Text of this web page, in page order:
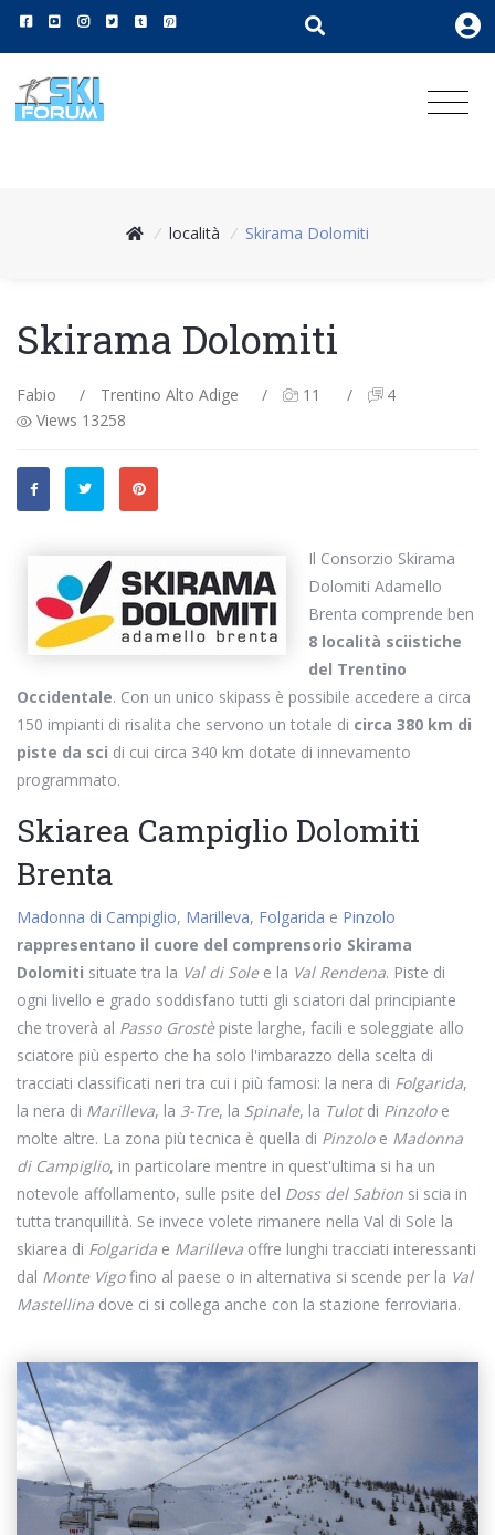
/ località / Skirama Dolomiti
Skirama Dolomiti
Fabio / Trentino Alto Adige / 11 /
4
Views 13258
Il Consorzio Skirama
Dolomiti Adamello
Brenta comprende ben
8 località sciistiche
del Trentino
Occidentale. Con un unico skipass è possibile accedere a circa
150 impianti di risalita che servono un totale di circa 380 km di
piste da sci di cui circa 340 km dotate di innevamento
programmato.
Skiarea Campiglio Dolomiti
Brenta
Madonna di Campiglio, Marilleva, Folgarida e Pinzolo
rappresentano il cuore del comprensorio Skirama
Dolomiti situate tra la Val di Sole e la Val Rendena. Piste di
ogni livello e grado soddisfano tutti gli sciatori dal principiante
che troverà al Passo Grostèpiste larghe, facili e soleggiate allo
sciatore più esperto che ha solo l'imbarazzo della scelta di
tracciati classificati neri tra cui i più famosi: la nera di Folgarida,
la nera di Marilleva, la 3-Tre, la Spinale, la Tulotdi Pinzoloe
molte altre. La zona più tecnica è quella di Pinzoloe Madonna
di Campiglio, in particolare mentre in quest'ultima si ha un
notevole affollamento, sulle psite del Doss del Sabion si scia in
tutta tranquillità. Se invece volete rimanere nella Val di Sole la
skiarea di Folgarida e Marilleva offre lunghi tracciati interessanti
dal Monte Vigofino al paese o in alternativa si scende per la Val
Mastellina dove ci si collega anche con la stazione ferroviaria.